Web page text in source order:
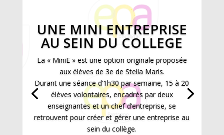
UNE MINI ENTREPRISE
AU SEIN DU COLLEGE
La « MiniE » est une option originale proposée
aux élèves de 3e de Stella Maris.
Durant une séance d’1h30 par semaine, 15 à 20
élèves volontaires, encadrés par deux
enseignantes et un chef d’entreprise, se
retrouvent pour créer et gérer une entreprise au
sein du collège.